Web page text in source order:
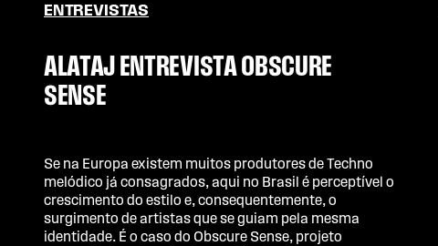
ENTREVISTAS
ALATAJ ENTREVISTA OBSCURE
SENSE
Se na Europa existem muitos produtores de Techno
melódico já consagrados, aqui no Brasil é perceptível o
crescimento do estilo e, consequentemente, o
surgimento de artistas que se guiam pela mesma
identidade. É o caso do Obscure Sense, projeto